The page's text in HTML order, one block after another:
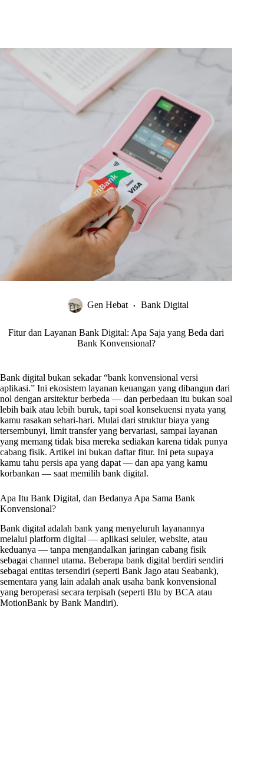
Gen Hebat Bank Digital
Fitur dan Layanan Bank Digital: Apa Saja yang Beda dari
Bank Konvensional?
Bank digital bukan sekadar “bank konvensional versi
aplikasi.” Ini ekosistem layanan keuangan yang dibangun dari
nol dengan arsitektur berbeda — dan perbedaan itu bukan soal
lebih baik atau lebih buruk, tapi soal konsekuensi nyata yang
kamu rasakan sehari-hari. Mulai dari struktur biaya yang
tersembunyi, limit transfer yang bervariasi, sampai layanan
yang memang tidak bisa mereka sediakan karena tidak punya
cabang fisik. Artikel ini bukan daftar fitur. Ini peta supaya
kamu tahu persis apa yang dapat — dan apa yang kamu
korbankan — saat memilih bank digital.
Apa Itu Bank Digital, dan Bedanya Apa Sama Bank
Konvensional?
Bank digital adalah bank yang menyeluruh layanannya
melalui platform digital — aplikasi seluler, website, atau
keduanya — tanpa mengandalkan jaringan cabang fisik
sebagai channel utama. Beberapa bank digital berdiri sendiri
sebagai entitas tersendiri (seperti Bank Jago atau Seabank),
sementara yang lain adalah anak usaha bank konvensional
yang beroperasi secara terpisah (seperti Blu by BCA atau
MotionBank by Bank Mandiri).